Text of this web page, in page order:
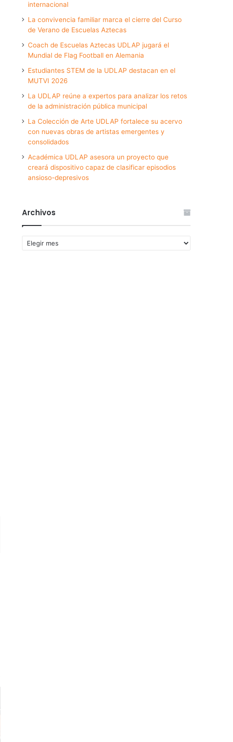
internacional
La convivencia familiar marca el cierre del Curso
de Verano de Escuelas Aztecas
Coach de Escuelas Aztecas UDLAP jugará el
Mundial de Flag Football en Alemania
Estudiantes STEM de la UDLAP destacan en el
MUTVI 2026
La UDLAP reúne a expertos para analizar los retos
de la administración pública municipal
La Colección de Arte UDLAP fortalece su acervo
con nuevas obras de artistas emergentes y
consolidados
Académica UDLAP asesora un proyecto que
creará dispositivo capaz de clasificar episodios
ansioso-depresivos
Archivos
Archivos